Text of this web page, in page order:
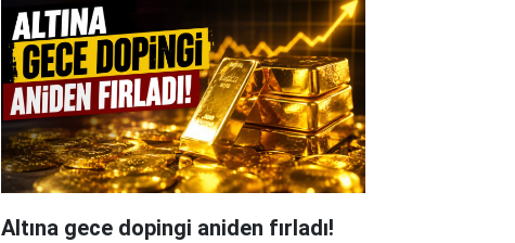
Altına gece dopingi aniden fırladı!